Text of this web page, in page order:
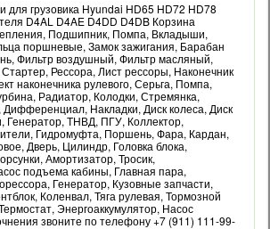
для грузовика Hyundai HD65 HD72 HD78
D4AL D4AE D4DD D4DB Корзина
Подшипник, Помпа, Вкладыши,
поршневые, Замок зажигания, Барабан
Фильтр воздушный, Фильтр масляный,
Рессора, Лист рессоры, Наконечник
наконечника рулевого, Серьга, Помпа,
Радиатор, Колодки, Стремянка,
Дифференциал, Накладки, Диск колеса, Диск
Генератор, ТНВД, ПГУ, Коллектор,
Гидромуфта, Поршень, Фара, Кардан,
Дверь, Цилиндр, Головка блока,
Амортизатор, Тросик,
подъема кабины, Главная пара,
Генератор, Кузовные запчасти,
Коленвал, Тяга рулевая, Тормозной
Энергоаккумулятор, Насос
звоните по телефону +7 (911) 111-99-